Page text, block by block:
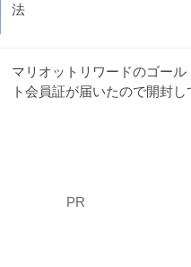
法
マリオットリワードのゴール
ト会員証が届いたので開封し
PR